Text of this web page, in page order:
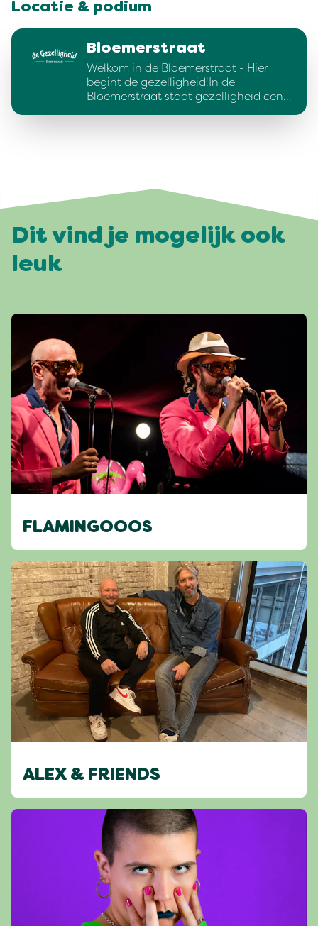
Locatie & podium
Bloemerstraat
Welkom in de Bloemerstraat - Hier
begint de gezelligheid!In de
Bloemerstraat staat gezelligheid cen…
Dit vind je mogelijk ook
leuk
FLAMINGOOOS
ALEX & FRIENDS